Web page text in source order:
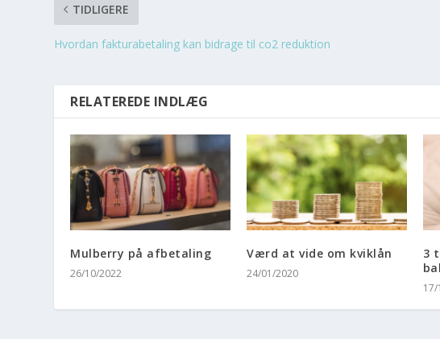
TIDLIGERE
Hvordan fakturabetaling kan bidrage til co2 reduktion
RELATEREDE INDLÆG
Mulberry på afbetaling
26/10/2022
Værd at vide om kviklån
24/01/2020
3